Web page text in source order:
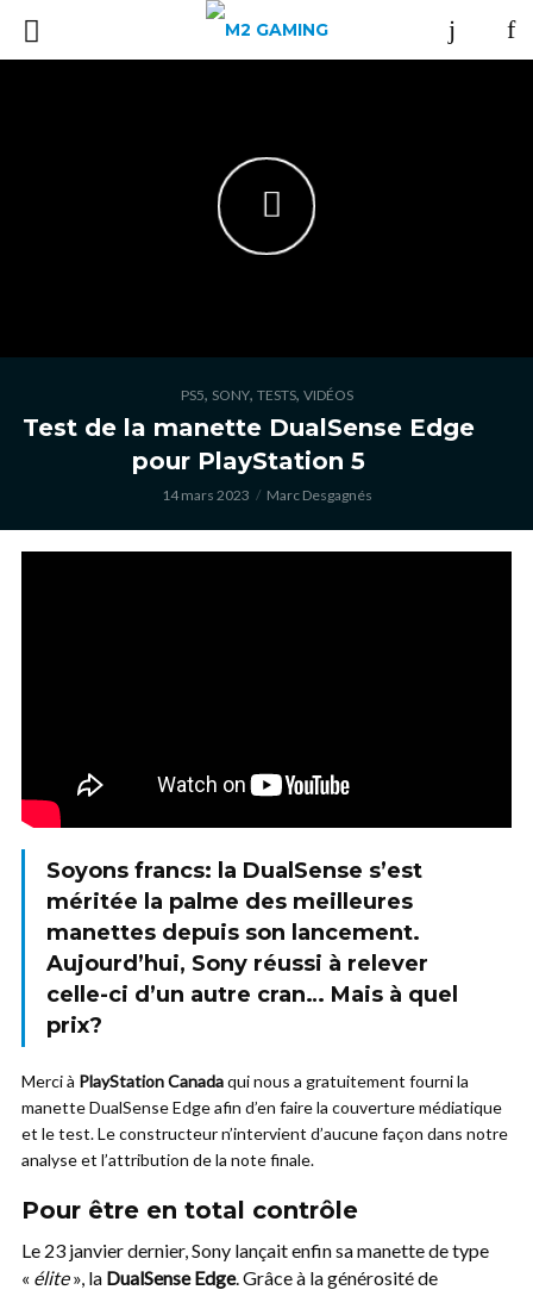
PS5, SONY, TESTS, VIDÉOS
Test de la manette DualSense Edge
pour PlayStation 5
14 mars 2023 Marc Desgagnés
Soyons francs: la DualSense s’est
méritée la palme des meilleures
manettes depuis son lancement.
Aujourd’hui, Sony réussi à relever
celle-ci d’un autre cran… Mais à quel
prix?
Merci à PlayStation Canadaqui nous a gratuitement fourni la
manette DualSense Edge afin d’en faire la couverture médiatique
et le test. Le constructeur n’intervient d’aucune façon dans notre
analyse et l’attribution de la note finale.
Pour être en total contrôle
Le 23 janvier dernier, Sony lançait enfin sa manette de type
« élite», la DualSense Edge. Grâce à la générosité de